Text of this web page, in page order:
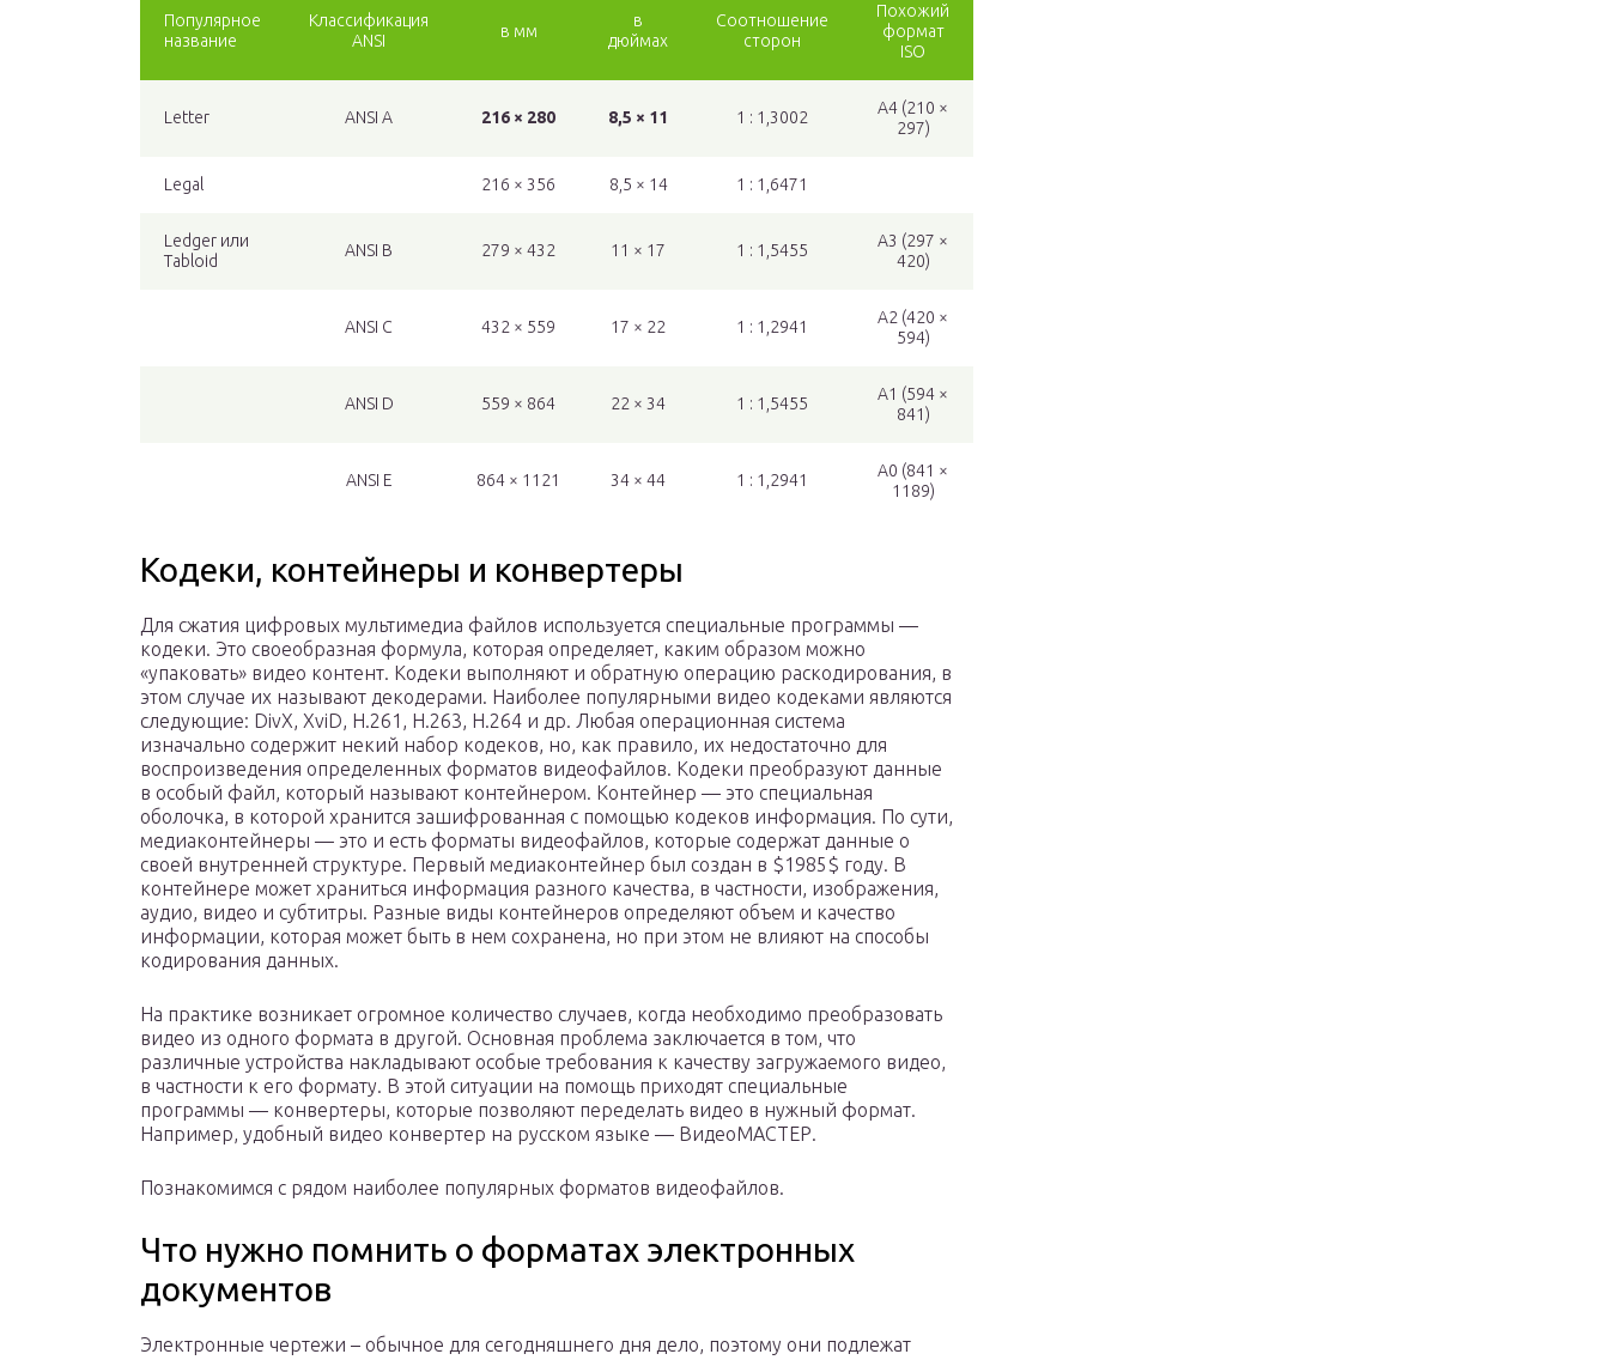
Популярное
название
Классификация
ANSI
в мм
в
дюймах
Соотношение
сторон
Похожий
формат
ISO
Letter ANSI A 216 × 280 8,5 × 11 1 : 1,3002
A4 (210 ×
297)
Legal 216 × 356 8,5 × 14 1 : 1,6471
Ledger или
Tabloid
ANSI B 279 × 432 11 × 17 1 : 1,5455
A3 (297 ×
420)
ANSI C 432 × 559 17 × 22 1 : 1,2941
A2 (420 ×
594)
ANSI D 559 × 864 22 × 34 1 : 1,5455
A1 (594 ×
841)
ANSI E 864 × 1121 34 × 44 1 : 1,2941
A0 (841 ×
1189)
Кодеки, контейнеры и конвертеры
Для сжатия цифровых мультимедиа файлов используется специальные программы —
кодеки. Это своеобразная формула, которая определяет, каким образом можно
«упаковать» видео контент. Кодеки выполняют и обратную операцию раскодирования, в
этом случае их называют декодерами. Наиболее популярными видео кодеками являются
следующие: DivX, XviD, H.261, H.263, H.264 и др. Любая операционная система
изначально содержит некий набор кодеков, но, как правило, их недостаточно для
воспроизведения определенных форматов видеофайлов. Кодеки преобразуют данные
в особый файл, который называют контейнером. Контейнер — это специальная
оболочка, в которой хранится зашифрованная с помощью кодеков информация. По сути,
медиаконтейнеры — это и есть форматы видеофайлов, которые содержат данные о
своей внутренней структуре. Первый медиаконтейнер был создан в $1985$ году. В
контейнере может храниться информация разного качества, в частности, изображения,
аудио, видео и субтитры. Разные виды контейнеров определяют объем и качество
информации, которая может быть в нем сохранена, но при этом не влияют на способы
кодирования данных.
На практике возникает огромное количество случаев, когда необходимо преобразовать
видео из одного формата в другой. Основная проблема заключается в том, что
различные устройства накладывают особые требования к качеству загружаемого видео,
в частности к его формату. В этой ситуации на помощь приходят специальные
программы — конвертеры, которые позволяют переделать видео в нужный формат.
Например, удобный видео конвертер на русском языке — ВидеоМАСТЕР.
Познакомимся с рядом наиболее популярных форматов видеофайлов.
Что нужно помнить о форматах электронных
документов
Электронные чертежи – обычное для сегодняшнего дня дело, поэтому они подлежат